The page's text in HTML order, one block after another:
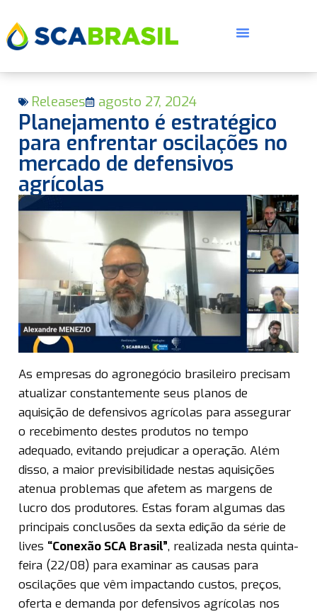
Releases agosto 27, 2024
Planejamento é estratégico
para enfrentar oscilações no
mercado de defensivos
agrícolas
As empresas do agronegócio brasileiro precisam
atualizar constantemente seus planos de
aquisição de defensivos agrícolas para assegurar
o recebimento destes produtos no tempo
adequado, evitando prejudicar a operação. Além
disso, a maior previsibilidade nestas aquisições
atenua problemas que afetem as margens de
lucro dos produtores. Estas foram algumas das
principais conclusões da sexta edição da série de
lives “Conexão SCA Brasil”, realizada nesta quinta-
feira (22/08) para examinar as causas para
oscilações que vêm impactando custos, preços,
oferta e demanda por defensivos agrícolas nos